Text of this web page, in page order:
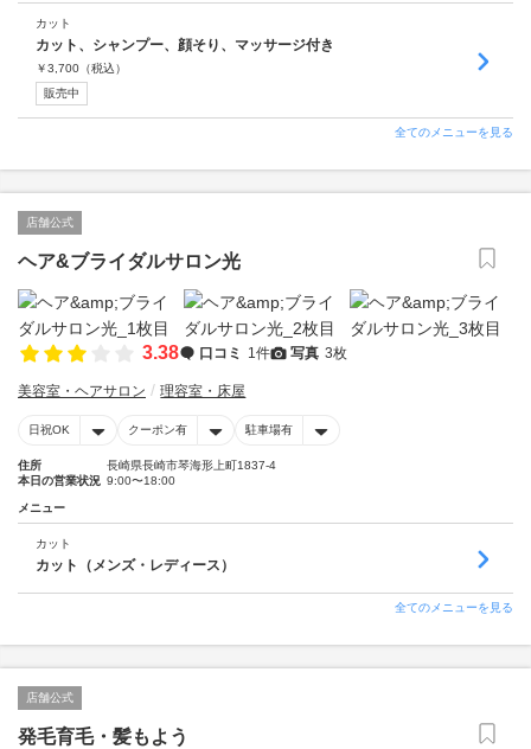
カット
カット、シャンプー、顔そり、マッサージ付き
￥3,700 （税込）
販売中
全てのメニューを見る
店舗公式
ヘア&ブライダルサロン光
3.38 口コミ 1件 写真 3枚
美容室・ヘアサロン 理容室・床屋
日祝OK クーポン有 駐車場有
住所
長崎県長崎市琴海形上町1837-4
本日の営業状況 9:00〜18:00
メニュー
カット
カット（メンズ・レディース）
全てのメニューを見る
店舗公式
発毛育毛・髪もよう